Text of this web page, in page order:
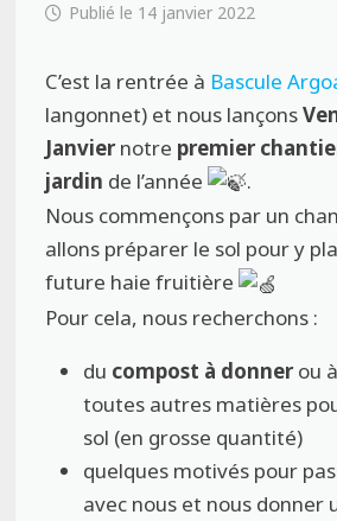
14 janvier 2022
C’est la rentrée à Bascule
langonnet) et nous lançons
Janviernotre premier
jardin de l’année
.
Nous commençons par un
allons préparer le sol pour y
future haie fruitière
Pour cela, nous recherchons :
du compost à donnerou
toutes autres matières
sol (en grosse quantité)
quelques motivés pour
avec nous et nous donner